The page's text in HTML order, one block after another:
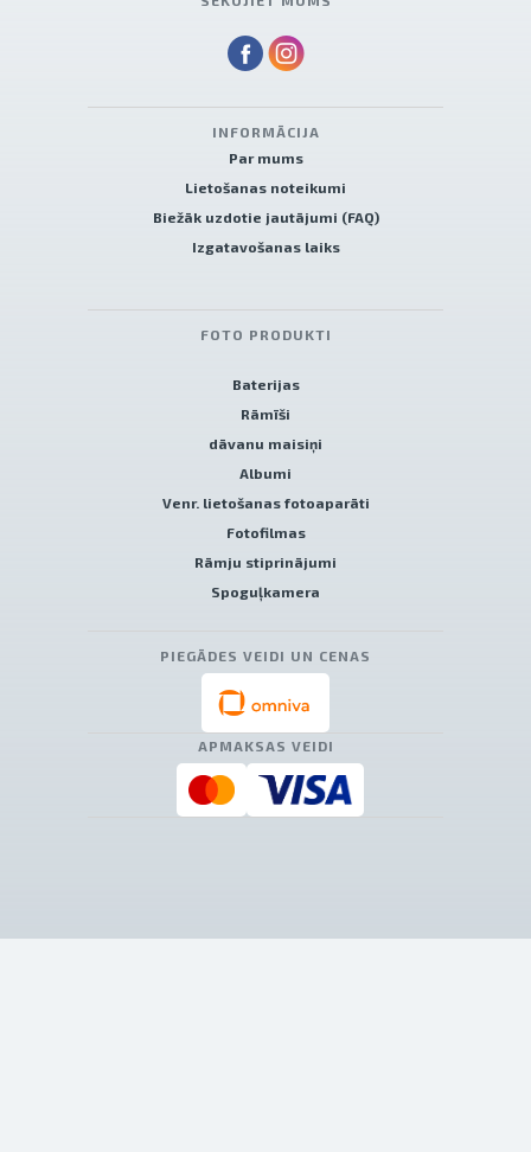
INFORMĀCIJA
Par mums
Lietošanas noteikumi
Biežāk uzdotie jautājumi (FAQ)
Izgatavošanas laiks
FOTO PRODUKTI
Baterijas
Rāmīši
dāvanu maisiņi
Albumi
Venr. lietošanas fotoaparāti
Fotofilmas
Rāmju stiprinājumi
Spoguļkamera
PIEGĀDES VEIDI UN CENAS
APMAKSAS VEIDI